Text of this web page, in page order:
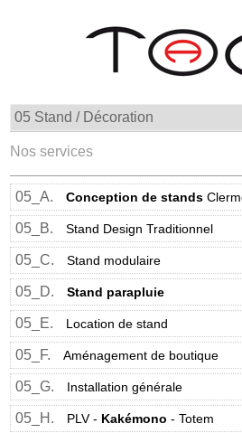
Nos services
05_A. Conception de stands
05_B. Stand Design Traditionnel
05_C. Stand modulaire
05_D. Stand parapluie
05_E. Location de stand
05_F. Aménagement de boutique
05_G. Installation générale
05_H. PLV - Kakémono- Totem